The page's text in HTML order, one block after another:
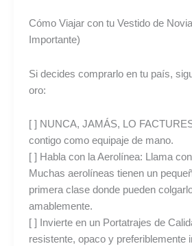
Cómo Viajar con tu Vestido de
Importante)
Si decides comprarlo en tu país,
oro:
[ ] NUNCA, JAMÁS, LO
contigo como equipaje de mano.
[ ] Habla con la Aerolínea: Llama
Muchas aerolíneas tienen un
primera clase donde pueden
amablemente.
[ ] Invierte en un Portatrajes de
resistente, opaco y preferiblemente